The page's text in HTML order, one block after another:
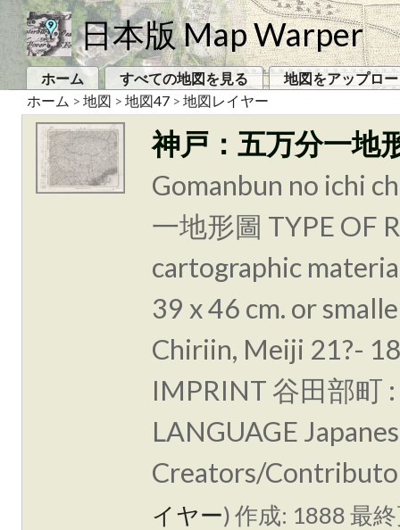
日本版 Map Warper
ホーム すべての地図を見る
地図をアップロ
ホーム > 地図 > 地図47 > 地図レイヤー
神戸：五万分一地
Gomanbun no ichi
一地形圖 TYPE OF
cartographic
39 x 46 cm. or
Chiriin, Meiji 21?-
IMPRINT 谷田部町
LANGUAGE
Creators/
イヤー) 作成: 1888 最